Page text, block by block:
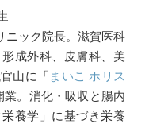
ニック院長。滋賀医科
成外科、皮膚科、美
山に「 まいこ ホリス
業。消化・吸収と腸内
養学」に基づき栄養